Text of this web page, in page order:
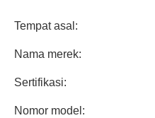
Tempat asal:
Nama merek:
Sertifikasi:
Nomor model: